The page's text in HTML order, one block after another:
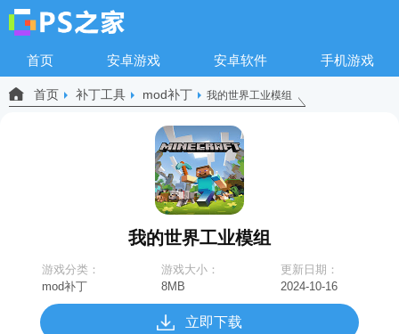
首页 安卓游戏 安卓软件 手机游戏
首页 补丁工具 mod补丁 我的世界工业模组
我的世界工业模组
游戏分类：
mod补丁
游戏大小：
8MB
更新日期：
2024-10-16
10:33:08
立即下载